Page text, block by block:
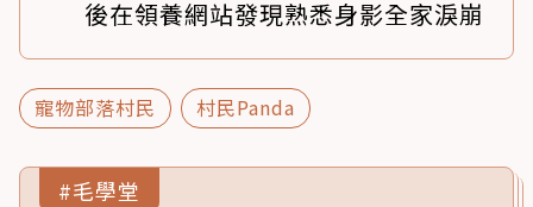
後在領養網站發現熟悉身影全家淚崩
寵物部落村民 村民Panda
#毛學堂